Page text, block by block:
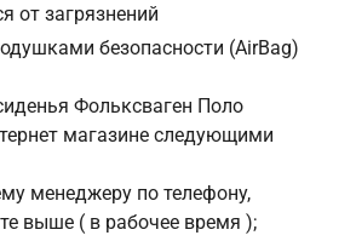
от загрязнений
безопасности (AirBag)
Фольксваген Поло
магазине следующими
менеджеру по телефону,
выше ( в рабочее время );